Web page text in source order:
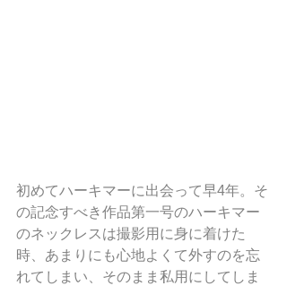
初めてハーキマーに出会って早4年。そ
の記念すべき作品第一号のハーキマー
のネックレスは撮影用に身に着けた
時、あまりにも心地よくて外すのを忘
れてしまい、そのまま私用にしてしま